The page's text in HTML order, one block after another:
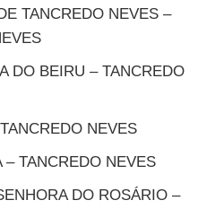
TANCREDO NEVES –
DO BEIRU – TANCREDO
NEVES
– TANCREDO NEVES
DO ROSÁRIO –